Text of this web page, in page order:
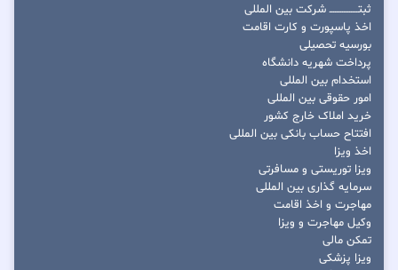
ثبتــــــــــــــــ شرکت بین المللی
اخذ پاسپورت و کارت اقامت
بورسیه تحصیلی
پرداخت شهریه دانشگاه
استخدام بین المللی
امور حقوقی بین المللی
خرید املاک خارج کشور
افتتاح حساب بانکی بین المللی
اخذ ویزا
ویزا توریستی و مسافرتی
سرمایه گذاری بین المللی
مهاجرت و اخذ اقامت
وکیل مهاجرت و ویزا
تمکن مالی
ویزا پزشکی